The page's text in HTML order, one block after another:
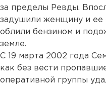
за пределы Ревды.
задушили женщину и ее
облили бензином и
земле.
С 19 марта 2002 года
как без вести
оперативной группы